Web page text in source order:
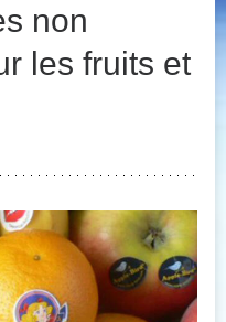
non
les fruits et